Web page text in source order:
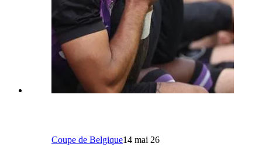
Coupe de Belgique14 mai 26